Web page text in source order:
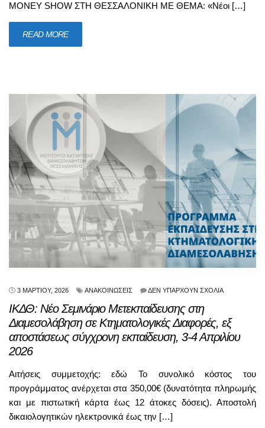
MONEY SHOW ΣΤΗ ΘΕΣΣΑΛΟΝΙΚΗ ΜΕ ΘΕΜΑ: «Νέοι […]
READ MORE
3 ΜΑΡΤΊΟΥ, 2026 ΑΝΑΚΟΙΝΏΣΕΙΣ ΔΕΝ ΥΠΆΡΧΟΥΝ ΣΧΌΛΙΑ
ΙΚΔΘ: Νέο Σεμινάριο Μετεκπαίδευσης στη
Διαμεσολάβηση σε Κτηματολογικές Διαφορές, εξ
αποστάσεως σύγχρονη εκπαίδευση, 3-4 Απριλίου
2026
Αιτήσεις συμμετοχής: εδώ Το συνολικό κόστος του
προγράμματος ανέρχεται στα 350,00€ (δυνατότητα πληρωμής
και με πιστωτική κάρτα έως 12 άτοκες δόσεις). Αποστολή
δικαιολογητικών ηλεκτρονικά έως την […]